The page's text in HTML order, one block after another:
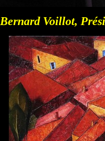
Bernard Voillot,